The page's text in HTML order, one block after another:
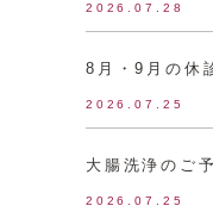
2026.07.28
8月・9月の休
2026.07.25
大腸洗浄のご
2026.07.25